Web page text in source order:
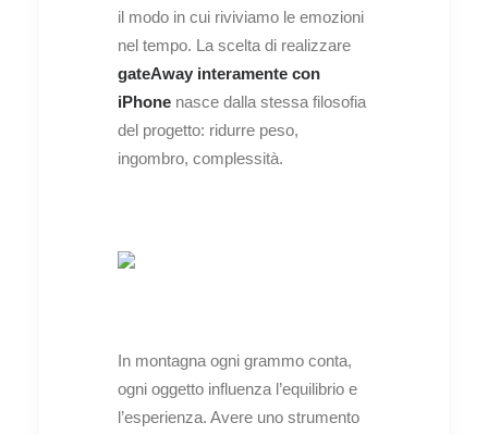
il modo in cui riviviamo le emozioni
nel tempo. La scelta di realizzare
gateAway interamente con
iPhone nasce dalla stessa filosofia
del progetto: ridurre peso,
ingombro, complessità.
In montagna ogni grammo conta,
ogni oggetto influenza l’equilibrio e
l’esperienza. Avere uno strumento